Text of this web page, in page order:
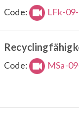
Code: LFk-
Code: MSa-